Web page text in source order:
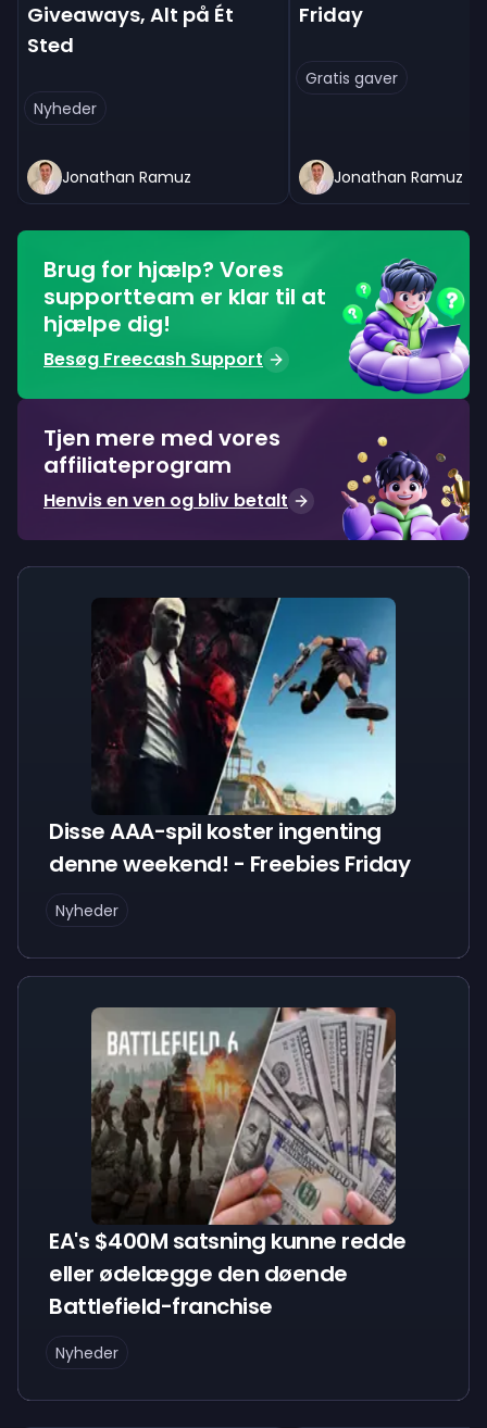
Giveaways, Alt på Ét
Sted
Nyheder
Jonathan Ramuz
Friday
Gratis gaver
Jonathan Ramuz
Brug for hjælp? Vores
supportteam er klar til at
hjælpe dig!
Besøg Freecash Support
Tjen mere med vores
affiliateprogram
Henvis en ven og bliv betalt
Disse AAA-spil koster ingenting
denne weekend! - Freebies Friday
Nyheder
EA's $400M satsning kunne redde
eller ødelægge den døende
Battlefield-franchise
Nyheder